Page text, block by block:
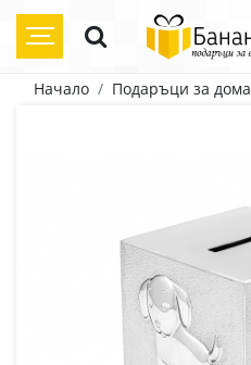
Начало Подаръци за дома